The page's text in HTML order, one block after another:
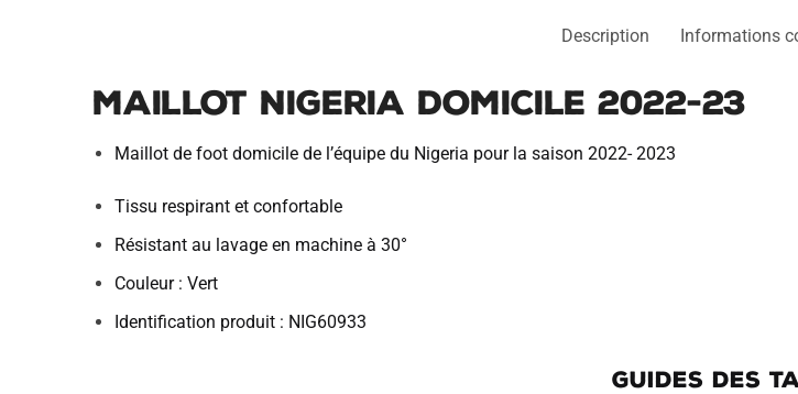
Description Informations
MAILLOT NIGERIA DOMICILE 2022-23
Maillot de foot domicile de l’équipe du Nigeria pour la saison 2022- 2023
Tissu respirant et confortable
Résistant au lavage en machine à 30°
Couleur : Vert
Identification produit : NIG60933
GUIDES DES